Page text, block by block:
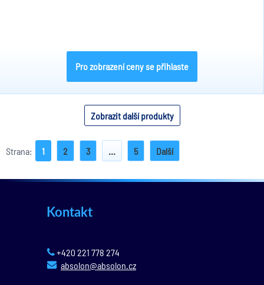
Pro zobrazení ceny se přihlaste
Zobrazit další produkty
Strana: 1 2 3 ... 5 Další
Kontakt
+420 221 778 274
absolon@absolon.cz